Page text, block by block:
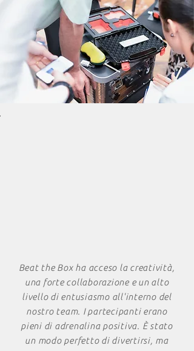
Beat the Box ha acceso la creatività,
una forte collaborazione e un alto
livello di entusiasmo all'interno del
nostro team. I partecipanti erano
pieni di adrenalina positiva. È stato
un modo perfetto di divertirsi, ma